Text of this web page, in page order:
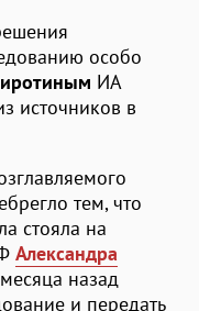
особо
ИА
источников в
тем, что
стояла на
Александра
назад
и передать